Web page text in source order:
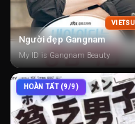
Người đẹp Gangnam
My ID is Gangnam Beauty
HOÀN TẤT (9/9)